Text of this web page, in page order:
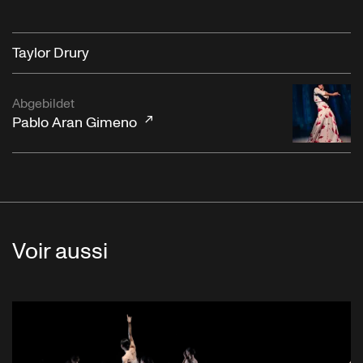
Taylor Drury
Abgebildet
Pablo Aran Gimeno
Voir aussi